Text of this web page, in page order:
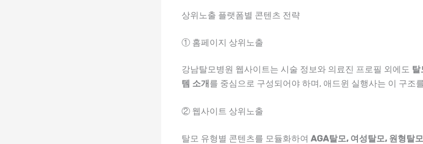
상위노출 플랫폼별 콘텐츠 전략
① 홈페이지 상위노출
강남탈모병원 웹사이트는 시술 정보와 의료진 프로필 외에도 탈
템 소개 를 중심으로 구성되어야 하며, 애드윈 실행사는 이 구조
② 웹사이트 상위노출
탈모 유형별 콘텐츠를 모듈화하여 AGA탈모, 여성탈모, 원형탈모